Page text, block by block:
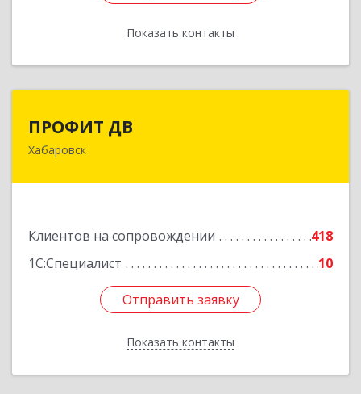
Показать контакты
Назад
ПРОФИТ ДВ
Хабаровск
Клиентов на сопровождении
418
1С:Специалист
10
Отправить заявку
Показать контакты
680000, Хабаровский край, Хабаровск г,
Отправить заявку
Назад